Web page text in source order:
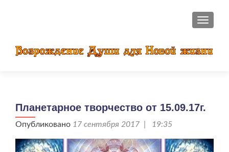
Планетарное творчество от 15.09.17г.
Опубликовано 17 сентября 2017 | 19:35